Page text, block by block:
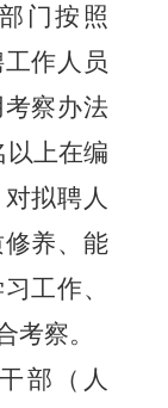
门按照
作人员
察办法
以上在编
拟聘人
养、能
工作、
考察。
部（人